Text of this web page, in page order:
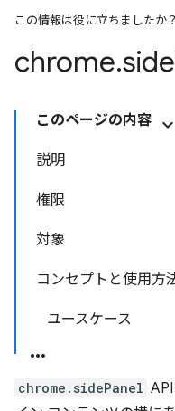
この情報は役に立ちましたか？
chrome.side
このページの内容
説明
権限
対象
コンセプトと使用方
ユースケース
chrome.sidePanel